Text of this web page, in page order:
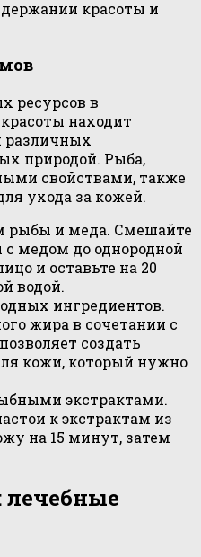
красоты и
ресурсов в
находит
различных
природой. Рыба,
свойствами, также
ухода за кожей.
рыбы и меда. Смешайте
медом до однородной
и оставьте на 20
водой.
ингредиентов.
жира в сочетании с
создать
кожи, который нужно
экстрактами.
к экстрактам из
на 15 минут, затем
лечебные